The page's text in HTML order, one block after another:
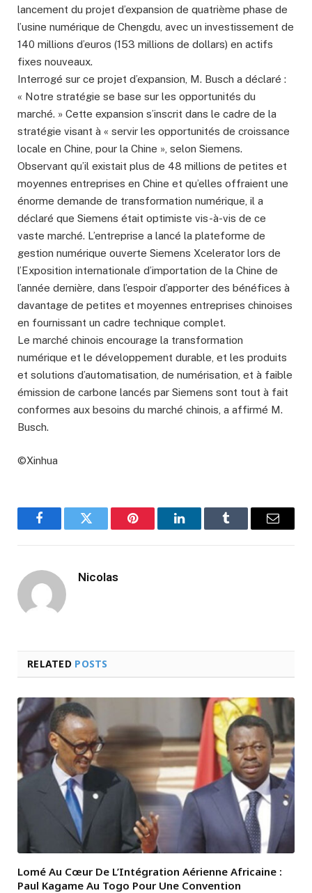
lancement du projet d’expansion de quatrième phase de
l’usine numérique de Chengdu, avec un investissement de
140 millions d’euros (153 millions de dollars) en actifs
fixes nouveaux.
Interrogé sur ce projet d’expansion, M. Busch a déclaré :
« Notre stratégie se base sur les opportunités du
marché. » Cette expansion s’inscrit dans le cadre de la
stratégie visant à « servir les opportunités de croissance
locale en Chine, pour la Chine », selon Siemens.
Observant qu’il existait plus de 48 millions de petites et
moyennes entreprises en Chine et qu’elles offraient une
énorme demande de transformation numérique, il a
déclaré que Siemens était optimiste vis-à-vis de ce
vaste marché. L’entreprise a lancé la plateforme de
gestion numérique ouverte Siemens Xcelerator lors de
l’Exposition internationale d’importation de la Chine de
l’année dernière, dans l’espoir d’apporter des bénéfices à
davantage de petites et moyennes entreprises chinoises
en fournissant un cadre technique complet.
Le marché chinois encourage la transformation
numérique et le développement durable, et les produits
et solutions d’automatisation, de numérisation, et à faible
émission de carbone lancés par Siemens sont tout à fait
conformes aux besoins du marché chinois, a affirmé M.
Busch.
©Xinhua
FacebookTwitter Pinterest LinkedInTumblr Email
Nicolas
RELATED POSTS
Lomé Au Cœur De L’Intégration Aérienne Africaine :
Paul Kagame Au Togo Pour Une Convention